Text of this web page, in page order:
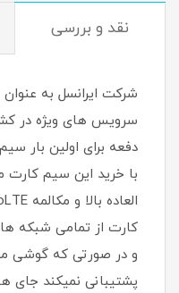
نقد و بررسی
شرکت ایرانسل به
سرویس های ویژه در
با خرید این سیم کارت
پشتیبانی نمیکند جای